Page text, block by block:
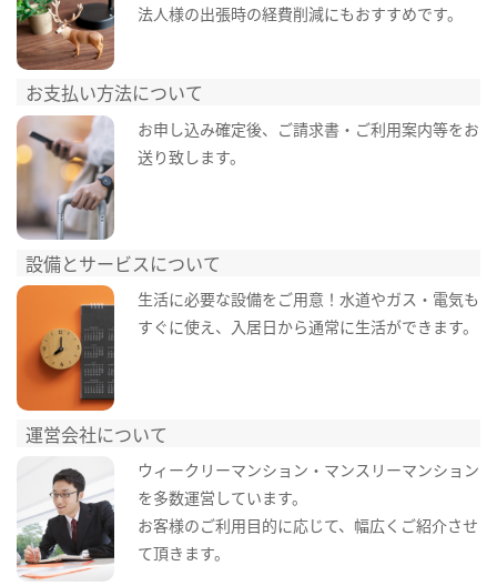
法人様の出張時の経費削減にもおすすめです。
お支払い方法について
お申し込み確定後、ご請求書・ご利用案内等をお
送り致します。
設備とサービスについて
生活に必要な設備をご用意！水道やガス・電気も
すぐに使え、入居日から通常に生活ができます。
運営会社について
ウィークリーマンション・マンスリーマンション
を多数運営しています。
お客様のご利用目的に応じて、幅広くご紹介させ
て頂きます。